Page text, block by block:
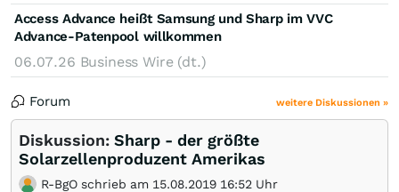
Access Advance heißt Samsung und Sharp im VVC
Advance-Patenpool willkommen
06.07.26 Business Wire (dt.)
Forum weitere Diskussionen »
Diskussion: Sharp - der größte
Solarzellenproduzent Amerikas
R-BgO schrieb am 15.08.2019 16:52 Uhr